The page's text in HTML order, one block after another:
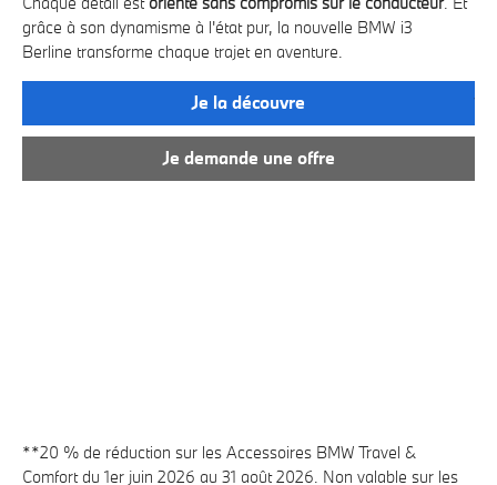
grâce à son dynamisme à l'état pur, la nouvelle BMW i3
Berline transforme chaque trajet en aventure.
Je la découvre
Je demande une offre
**20 % de réduction sur les Accessoires BMW Travel &
Comfortdu 1er juin 2026 au 31 août 2026. Non valable sur les